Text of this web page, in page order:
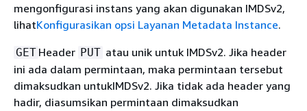
mengonfigurasi instans yang akan digunakan IMDSv2,
lihatKonfigurasikan opsi Layanan Metadata Instance.
GET Header PUT atau unik untuk IMDSv2. Jika header
ini ada dalam permintaan, maka permintaan tersebut
dimaksudkan untukIMDSv2. Jika tidak ada header yang
hadir, diasumsikan permintaan dimaksudkan